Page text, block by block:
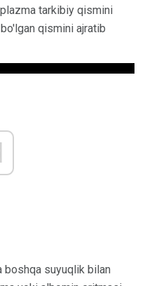
tarkibiy qismini
qismini ajratib
boshqa suyuqlik bilan